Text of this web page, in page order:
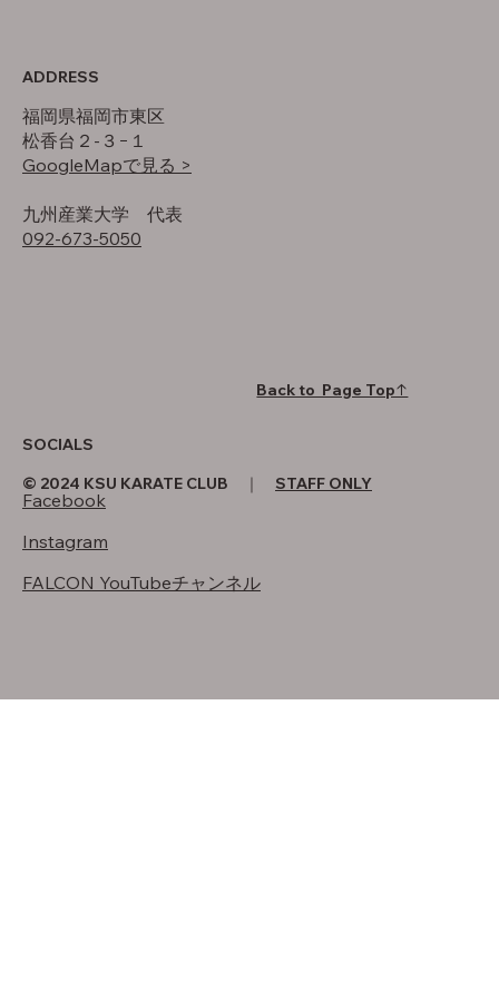
ADDRESS
福岡県福岡市東区
松香台２-３−１
GoogleMapで見る >
​九州産業大学 代表
092-673-5050
SOCIALS
Facebook
Instagram
FALCON YouTubeチャンネル
Back to Page Top↑
© 2024 KSU KARATE CLUB ｜ STAFF ONLY